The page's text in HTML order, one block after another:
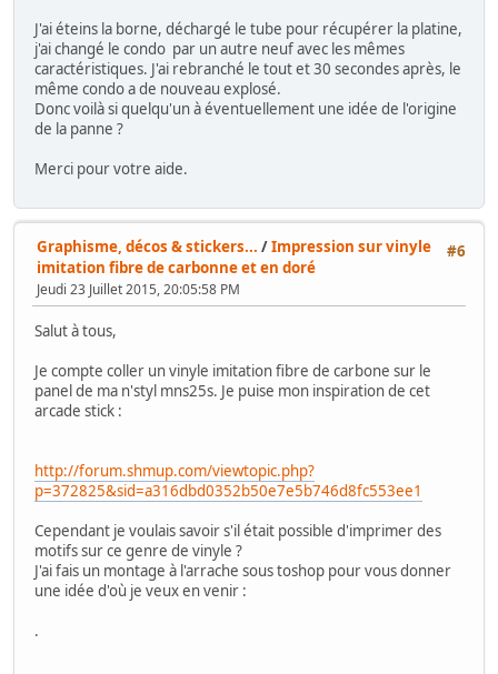
J'ai éteins la borne, déchargé le tube pour récupérer la platine,
j'ai changé le condo par un autre neuf avec les mêmes
caractéristiques. J'ai rebranché le tout et 30 secondes après, le
même condo a de nouveau explosé.
Donc voilà si quelqu'un à éventuellement une idée de l'origine
de la panne ?
Merci pour votre aide.
#6
Graphisme, décos & stickers... /Impression sur vinyle
imitation fibre de carbonne et en doré
Jeudi 23 Juillet 2015, 20:05:58 PM
Salut à tous,
Je compte coller un vinyle imitation fibre de carbone sur le
panel de ma n'styl mns25s. Je puise mon inspiration de cet
arcade stick :
http://forum.shmup.com/viewtopic.php?
p=372825&sid=a316dbd0352b50e7e5b746d8fc553ee1
Cependant je voulais savoir s'il était possible d'imprimer des
motifs sur ce genre de vinyle ?
J'ai fais un montage à l'arrache sous toshop pour vous donner
une idée d'où je veux en venir :
.